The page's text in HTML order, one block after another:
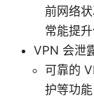
前网络
常能提升
VPN 会泄
可靠的
护等功